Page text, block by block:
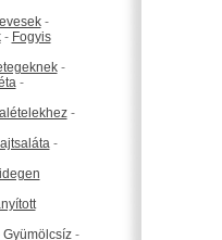
-
- Fogyis
-
-
-
-
Gyümölcsíz-